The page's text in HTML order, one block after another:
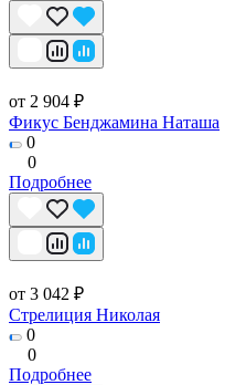
от 2 904 ₽
Фикус Бенджамина Наташа
0
0
Подробнее
от 3 042 ₽
Стрелиция Николая
0
0
Подробнее